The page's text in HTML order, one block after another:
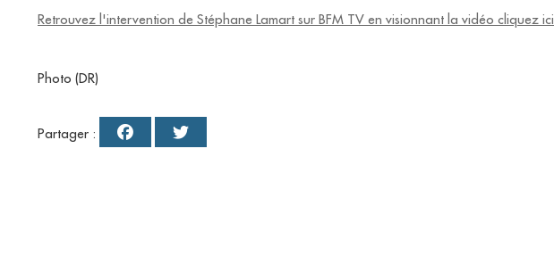
Retrouvez l'intervention de Stéphane Lamart sur BFM TV en visionnant la vidéo cliquez ici
Photo (DR)
Partager :